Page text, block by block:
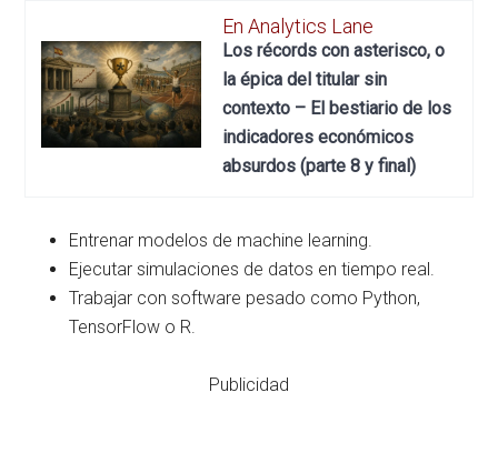
En Analytics Lane
Los récords con asterisco, o
la épica del titular sin
contexto – El bestiario de los
indicadores económicos
absurdos (parte 8 y final)
Entrenar modelos de machine learning.
Ejecutar simulaciones de datos en tiempo real.
Trabajar con software pesado como Python,
TensorFlow o R.
Publicidad